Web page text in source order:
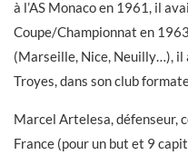
à l’AS Monaco en 1961, il
Coupe/Championnat en
(Marseille, Nice, Neuilly…), il
Troyes, dans son club
Marcel Artelesa, défenseur,
France (pour un but et 9